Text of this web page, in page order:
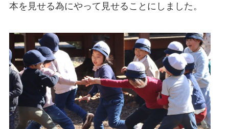
本を見せる為にやって見せることにしました。